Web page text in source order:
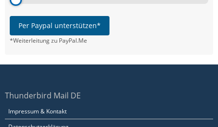
Per Paypal unterstützen*
*Weiterleitung zu PayPal.Me
Thunderbird Mail DE
Impressum & Kontakt